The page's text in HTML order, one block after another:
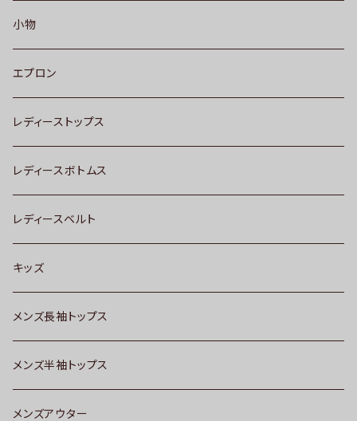
小物
エプロン
レディーストップス
レディースボトムス
レディースベルト
キッズ
メンズ長袖トップス
メンズ半袖トップス
メンズアウター